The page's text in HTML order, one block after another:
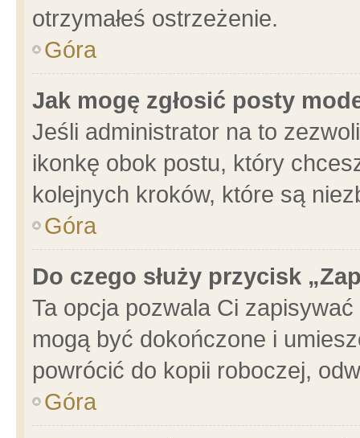
otrzymałeś ostrzeżenie.
Góra
Jak mogę zgłosić posty
Jeśli administrator na to
ikonkę obok postu, który
kolejnych kroków, które są
Góra
Do czego służy przycisk
Ta opcja pozwala Ci
mogą być dokończone i
powrócić do kopii roboczej,
Góra